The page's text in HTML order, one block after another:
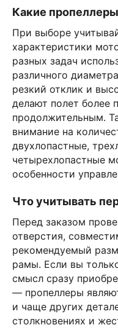
Какие
При выборе
характеристики
разных задач
различного
резкий отклик и
делают полет более
продолжительным.
внимание на
двухлопастные,
четырехлопастные
особенности
Что учитывать
Перед заказом
отверстия,
рекомендуемый
рамы. Если вы
смысл сразу
— пропеллеры
и чаще других
столкновениях и